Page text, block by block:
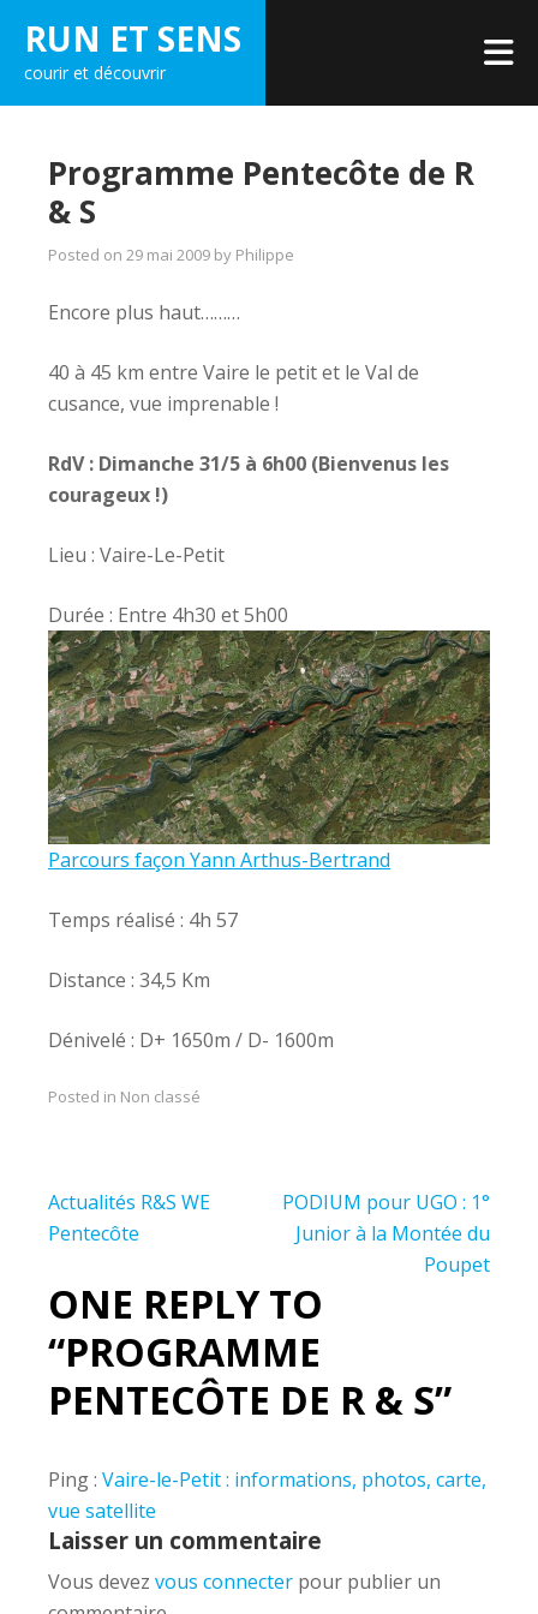
content
RUN ET SENS
courir et découvrir
Programme Pentecôte de R
& S
Posted on 29 mai 2009 by Philippe
Encore plus haut………
40 à 45 km entre Vaire le petit et le Val de
cusance, vue imprenable !
RdV : Dimanche 31/5 à 6h00 (Bienvenus les
courageux !)
Lieu : Vaire-Le-Petit
Durée : Entre 4h30 et 5h00
Parcours façon Yann Arthus-Bertrand
Temps réalisé : 4h 57
Distance : 34,5 Km
Dénivelé : D+ 1650m / D- 1600m
Posted in Non classé
Navigation
de
Actualités R&S WE
Pentecôte
PODIUM pour UGO : 1°
Junior à la Montée du
Poupet
ONE REPLY TO
“PROGRAMME
PENTECÔTE DE R & S”
Ping : Vaire-le-Petit : informations, photos, carte,
vue satellite
Laisser un commentaire
Vous devez vous connecter pour publier un